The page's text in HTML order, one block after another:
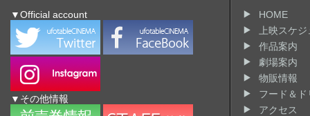
▼Official account
▼その他情報
HOME
上映スケ
作品案内
劇場案内
物販情報
フード＆ド
アクセス